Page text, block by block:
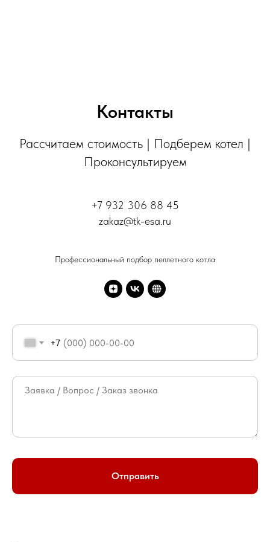
Контакты
Рассчитаем стоимость | Подберем котел |
Проконсультируем
+7 932 306 88 45
zakaz@tk-esa.ru
Профессиональный подбор пеллетного котла
+7
Отправить